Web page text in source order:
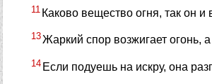
11 Каково вещество огня, так он и
13Жаркий спор возжигает огонь,
14 Если подуешь на искру, она